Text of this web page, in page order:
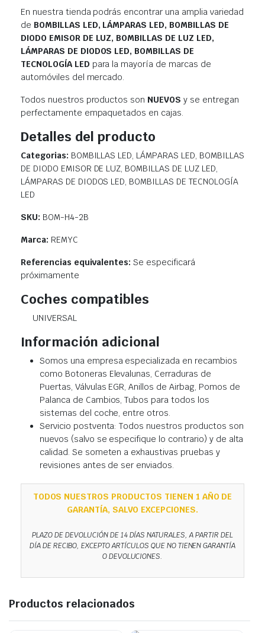
En nuestra tienda podrás encontrar una amplia variedad
de BOMBILLAS LED, LÁMPARAS LED, BOMBILLAS DE
DIODO EMISOR DE LUZ, BOMBILLAS DE LUZ LED,
LÁMPARAS DE DIODOS LED, BOMBILLAS DE
TECNOLOGÍA LED para la mayoría de marcas de
automóviles del mercado.
Todos nuestros productos son NUEVOS y se entregan
perfectamente empaquetados en cajas.
Detalles del producto
Categorias: BOMBILLAS LED, LÁMPARAS LED, BOMBILLAS
DE DIODO EMISOR DE LUZ, BOMBILLAS DE LUZ LED,
LÁMPARAS DE DIODOS LED, BOMBILLAS DE TECNOLOGÍA
LED
SKU: BOM-H4-2B
Marca: REMYC
Referencias equivalentes:Se especificará
próximamente
Coches compatibles
UNIVERSAL
Información adicional
Somos una empresa especializada en recambios
como Botoneras Elevalunas, Cerraduras de
Puertas, Válvulas EGR, Anillos de Airbag, Pomos de
Palanca de Cambios, Tubos para todos los
sistemas del coche, entre otros.
Servicio postventa: Todos nuestros productos son
nuevos (salvo se especifique lo contrario) y de alta
calidad. Se someten a exhaustivas pruebas y
revisiones antes de ser enviados.
TODOS NUESTROS PRODUCTOS TIENEN 1 AÑO DE
GARANTÍA, SALVO EXCEPCIONES.
PLAZO DE DEVOLUCIÓN DE 14 DÍAS NATURALES, A PARTIR DEL
DÍA DE RECIBO, EXCEPTO ARTÍCULOS QUE NO TIENEN GARANTÍA
O DEVOLUCIONES.
Productos relacionados